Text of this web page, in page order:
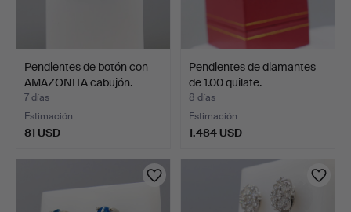
Pendientes de botón con
AMAZONITA cabujón.
7 días
Estimación
81 USD
Pendientes de diamantes
de 1.00 quilate.
8 días
Estimación
1.484 USD